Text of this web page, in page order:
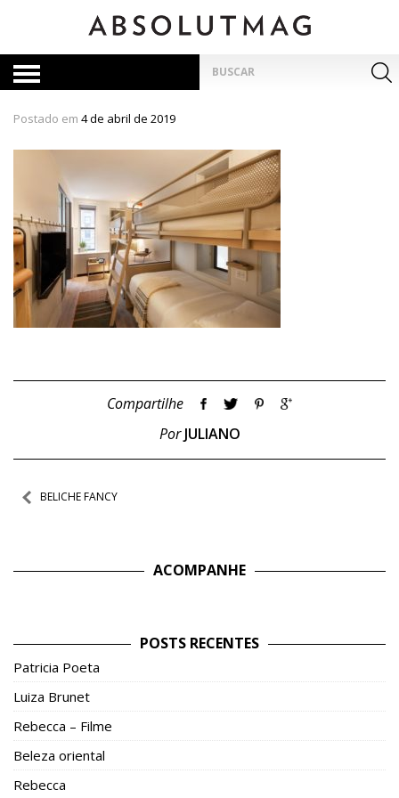
por:
Postado em 4 de abril de 2019
Compartilhe
PorJULIANO
Navegação
BELICHE FANCY
ACOMPANHE
POSTS RECENTES
Patricia Poeta
Luiza Brunet
Rebecca – Filme
Beleza oriental
Rebecca